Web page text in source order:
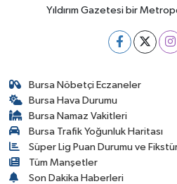
Yıldırım Gazetesi bir
Bursa Nöbetçi Eczaneler
Bursa Hava Durumu
Bursa Namaz Vakitleri
Bursa Trafik Yoğunluk Haritası
Süper Lig Puan Durumu ve
Tüm Manşetler
Son Dakika Haberleri